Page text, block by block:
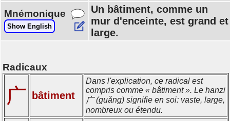
Mnémonique
Show English
Un bâtiment, comme un
mur d'enceinte, est grand et
large.
Radicaux
广 bâtiment
Dans l'explication, ce radical est
compris comme « bâtiment ». Le hanzi
广 (guǎng) signifie en soi: vaste, large,
nombreux ou étendu.